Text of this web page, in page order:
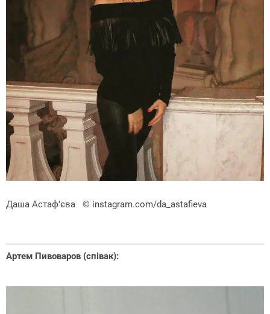
Даша Астаф’єва © instagram.com/da_astafieva
Артем Пивоваров (співак):